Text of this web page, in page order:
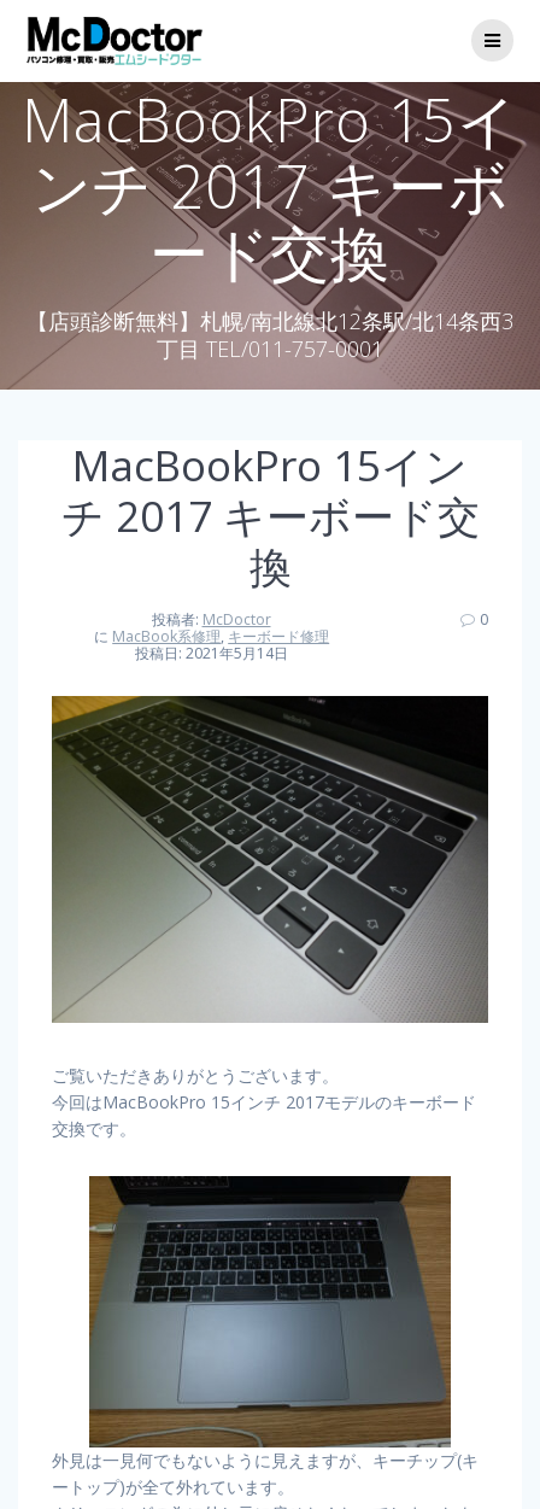
MacBookPro 15イ
ンチ 2017 キーボ
ード交換
【店頭診断無料】札幌/南北線北12条駅/北14条西3
丁目 TEL/011-757-0001
MacBookPro 15イン
チ 2017 キーボード交
換
投稿者: McDoctor
に MacBook系修理, キーボード修理
投稿日: 2021年5月14日
0
ご覧いただきありがとうございます。
今回はMacBookPro 15インチ 2017モデルのキーボード
交換です。
外見は一見何でもないように見えますが、キーチップ(キ
ートップ)が全て外れています。